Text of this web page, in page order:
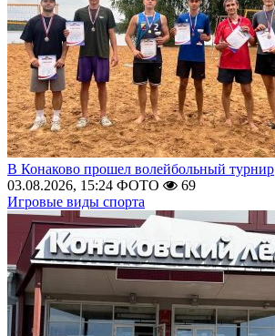
В Конаково прошел волейбольный турнир
03.08.2026, 15:24 ФОТО
69
Игровые виды спорта